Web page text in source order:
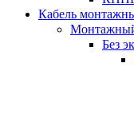
Кабель
Без